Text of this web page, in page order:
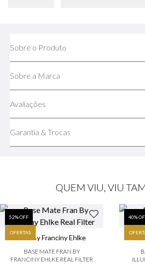
Sobre o Produto
Sobre a Marca
Avaliações
Garantia & Trocas
QUEM VIU, VIU
52% OFF
OFERTAS
Fran By Franciny Ehlke
BASE MATE FRAN BY
FRANCINY EHLKE REAL FILTER
40%